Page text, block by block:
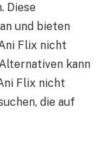
Diese
und bieten
Flix nicht
kann
Flix nicht
die auf